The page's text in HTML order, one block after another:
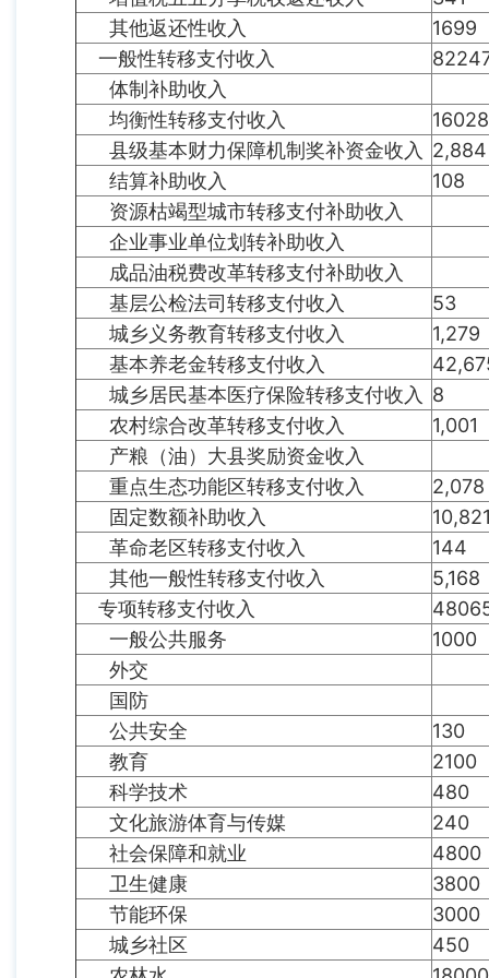
其他返还性收入
1699
一般性转移支付收入
体制补助收入
均衡性转移支付收入
16028
县级基本财力保障机制奖补资金收入 2,884
结算补助收入
108
资源枯竭型城市转移支付补助收入
企业事业单位划转补助收入
成品油税费改革转移支付补助收入
基层公检法司转移支付收入
53
城乡义务教育转移支付收入
1,279
基本养老金转移支付收入
城乡居民基本医疗保险转移支付收入 8
农村综合改革转移支付收入
1,001
产粮（油）大县奖励资金收入
重点生态功能区转移支付收入
2,078
固定数额补助收入
革命老区转移支付收入
144
其他一般性转移支付收入
5,168
专项转移支付收入
一般公共服务
1000
外交
国防
公共安全
130
教育
2100
科学技术
480
文化旅游体育与传媒
240
社会保障和就业
4800
卫生健康
3800
节能环保
3000
城乡社区
450